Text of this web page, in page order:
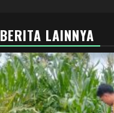
BERITA LAINNYA